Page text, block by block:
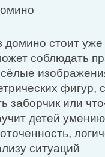
домино стоит уже
соблюдать
фигур,
заборчик или
детей
ситуаций